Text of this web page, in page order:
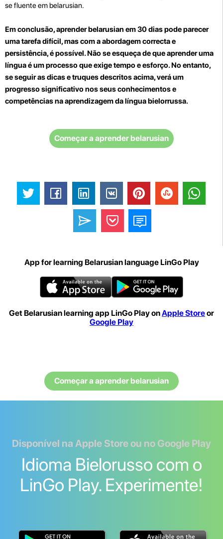
se fluente em belarusian.
Em conclusão, aprender belarusian em 30 dias pode parecer
uma tarefa difícil, mas com a abordagem correcta e
persistência, é possível. Não se esqueça de que aprender uma
língua é um processo que exige tempo e esforço. No entanto,
se seguir as dicas e truques descritos acima, verá um
progresso significativo nos seus conhecimentos e
competências na aprendizagem da língua bielorrussa.
Começar a aprender belarusian
App for learning Belarusian language LinGo Play
Get Belarusian learning app LinGo Play onApple Storeor
Google Play
Começar a aprender belarusian
Disponível na Apple Store ou no Google Play
Idioma Bielorusso com o
LinGo Play. Experimente!